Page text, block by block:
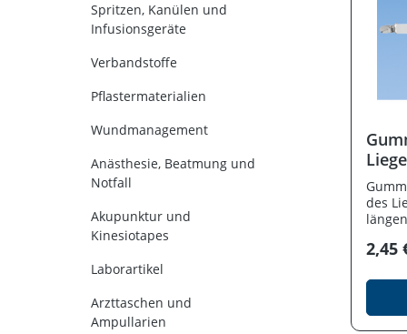
Spritzen, Kanülen und
Infusionsgeräte
Verbandstoffe
Pflastermaterialien
Wundmanagement
Anästhesie, Beatmung und
Notfall
Akupunktur und
Kinesiotapes
Laborartikel
Arzttaschen und
Ampullarien
Sie
die
Klinik.
des
2,45